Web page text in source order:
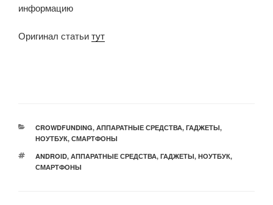
информацию
Оригинал статьитут
РУБРИКИ
CROWDFUNDING, АППАРАТНЫЕ СРЕДСТВА, ГАДЖЕТЫ,
НОУТБУК, СМАРТФОНЫ
МЕТКИ
ANDROID, АППАРАТНЫЕ СРЕДСТВА, ГАДЖЕТЫ, НОУТБУК,
СМАРТФОНЫ